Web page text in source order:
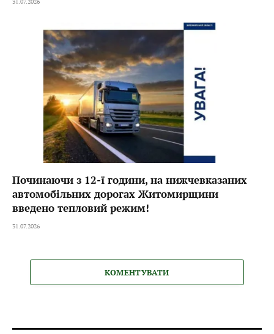
31.07.2026
Починаючи з 12-ї години, на нижчевказаних
автомобільних дорогах Житомирщини
введено тепловий режим!
31.07.2026
КОМЕНТУВАТИ